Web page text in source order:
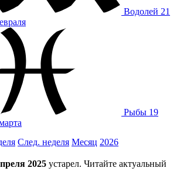
Водолей 21
Рыбы 19
След. неделя Месяц 2026
2025 устарел. Читайте актуальный